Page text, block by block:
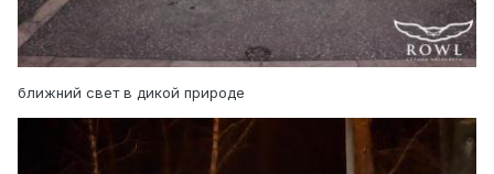
ближний свет в дикой природе